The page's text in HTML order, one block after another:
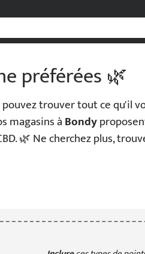
préférées 🌿
trouver tout ce qu'il
magasins àBondy
🌿 Ne cherchez plus,